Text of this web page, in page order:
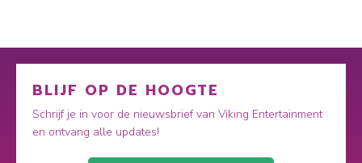
BLIJF OP DE HOOGTE
Schrijf je in voor de nieuwsbrief van Viking Entertainment
en ontvang alle updates!